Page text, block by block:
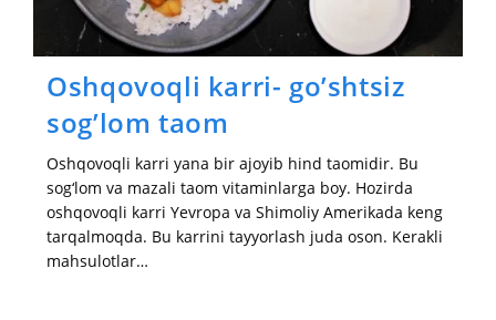
Oshqovoqli karri- go’shtsiz
sog’lom taom
Oshqovoqli karri yana bir ajoyib hind taomidir. Bu
sog‘lom va mazali taom vitaminlarga boy. Hozirda
oshqovoqli karri Yevropa va Shimoliy Amerikada keng
tarqalmoqda. Bu karrini tayyorlash juda oson. Kerakli
mahsulotlar…